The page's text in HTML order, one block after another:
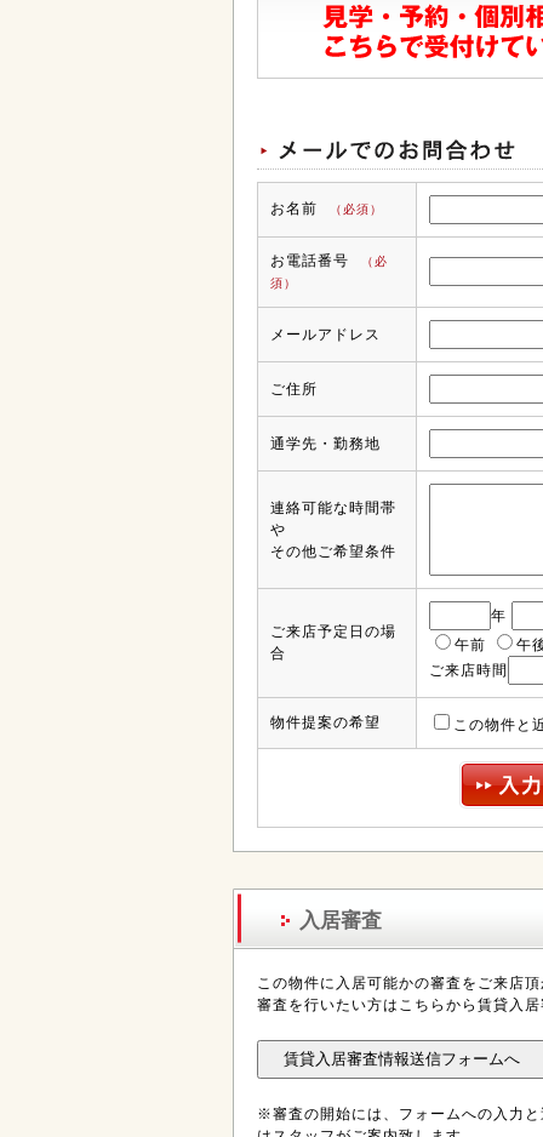
お名前 （必須）
お電話番号
（必
須）
メールアドレス
ご住所
通学先・勤務地
連絡可能な時間帯
や
その他ご希望条件
ご来店予定日の場
合
年
午前
午
ご来店時間
物件提案の希望 この物件と
入居審査
この物件に入居可能かの審査をご来店
審査を行いたい方はこちらから賃貸入
※審査の開始には、フォームへの入力